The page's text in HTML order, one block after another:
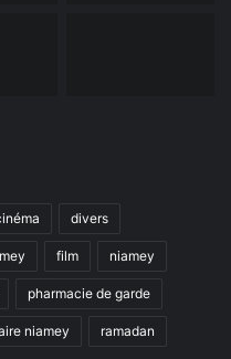
divers
film niamey
pharmacie de garde
niamey ramadan